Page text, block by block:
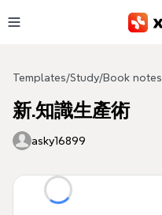
Templates/Study/Book notes
新.知識生產術
asky16899